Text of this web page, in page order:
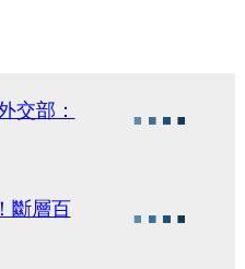
交部：
斷層百